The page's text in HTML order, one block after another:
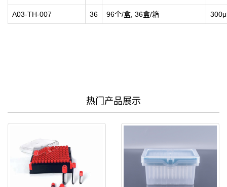
A03-TH-007 36 96个/盒 , 36盒/箱
热门产品展示